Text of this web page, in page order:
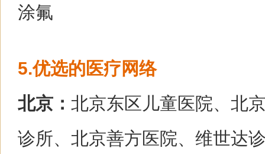
涂氟
5.优选的医疗网络
北京： 北京东区儿童医院、北
诊所、北京善方医院、维世达